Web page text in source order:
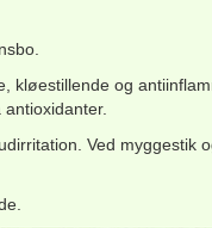
kløestillende og
Ved